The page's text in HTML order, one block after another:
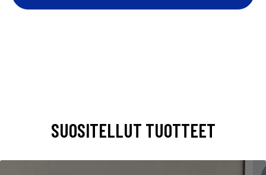
SUOSITELLUT TUOTTEET